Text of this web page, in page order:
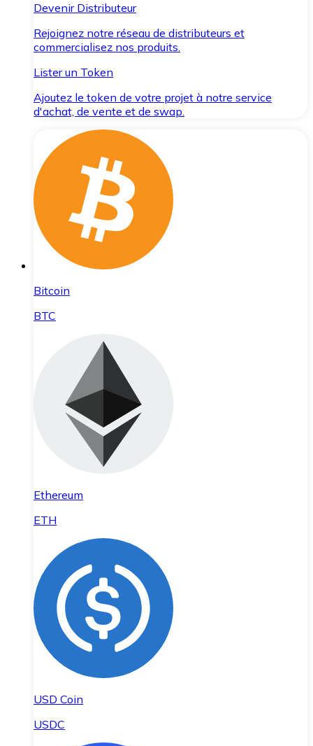
Devenir Distributeur
Rejoignez notre réseau de distributeurs et
commercialisez nos produits.
Lister un Token
Ajoutez le token de votre projet à notre service
d'achat, de vente et de swap.
Bitcoin
BTC
Ethereum
ETH
USD Coin
USDC